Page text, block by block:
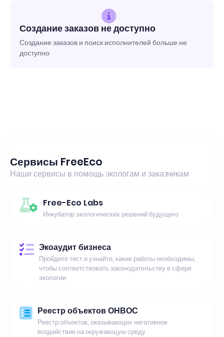
Создание заказов не доступно
Создание заказов и поиск исполнителей больше не
доступно
Сервисы FreeEco
Наши сервисы в помощь экологам и заказчикам
Free-Eco Labs
Инкубатор экологических решений будущего
Экоаудит бизнеса
Пройдите тест и узнайте, какие работы необходимы,
чтобы соответствовать законодательству в сфере
экологии
Реестр объектов ОНВОС
Реестр объектов, оказывающих негативное
воздействие на окружающую среду